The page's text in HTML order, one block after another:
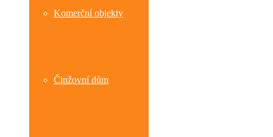
Komerční objekty
Činžovní dům